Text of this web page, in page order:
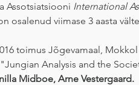
Assotsiatsiooni International
osalenud viimase 3 aasta
toimus Jõgevamaal,
Analysis and the
Midboe, Arne Vestergaard.